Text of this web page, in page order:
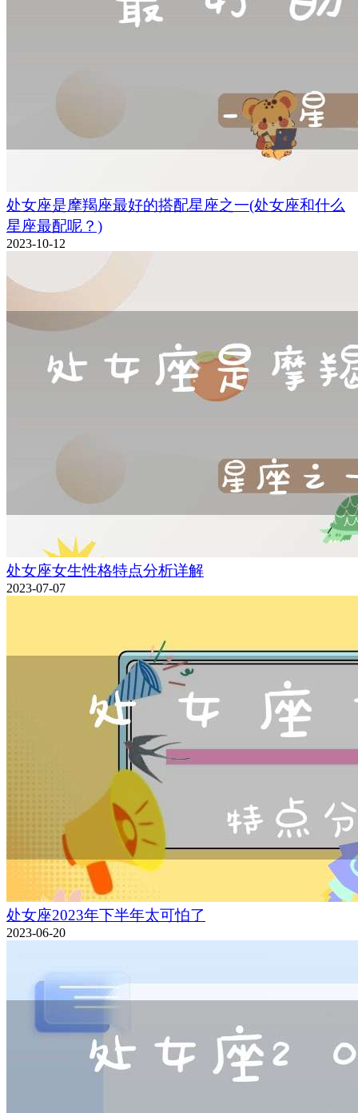
处女座是摩羯座最好的搭配星座之一(处女座和什么
星座最配呢？)
2023-10-12
处女座女生性格特点分析详解
2023-07-07
处女座2023年下半年太可怕了
2023-06-20